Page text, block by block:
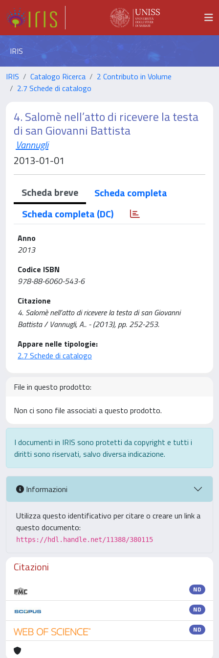
IRIS
IRIS Catalogo Ricerca
2 Contributo in Volume
2.7 Schede di catalogo
4. Salomè nell’atto di ricevere la testa
di san Giovanni Battista
Vannugli
2013-01-01
Scheda breve
Scheda completa
Scheda completa (DC)
Anno
2013
Codice ISBN
978-88-6060-543-6
Citazione
4. Salomè nell’atto di ricevere la testa di san Giovanni
Battista / Vannugli, A.. - (2013), pp. 252-253.
Appare nelle tipologie:
2.7 Schede di catalogo
File in questo prodotto:
Non ci sono file associati a questo prodotto.
I documenti in IRIS sono protetti da copyright e tutti i
diritti sono riservati, salvo diversa indicazione.
Informazioni
Utilizza questo identificativo per citare o creare un link a
questo documento:
https://hdl.handle.net/11388/380115
Citazioni
ND
ND
ND